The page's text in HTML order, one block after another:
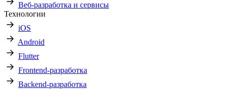
Веб-разработка и сервисы
Технологии
iOS
Android
Flutter
Frontend-разработка
Backend-разработка